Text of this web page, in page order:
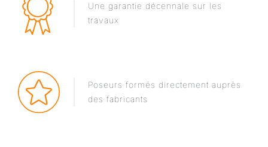
Poseurs formés directement auprès
des fabricants
Une garantie décennale sur les
travaux